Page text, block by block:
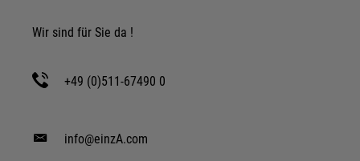
Wir sind für Sie da !
+49 (0)511-67490 0
info@einzA.com